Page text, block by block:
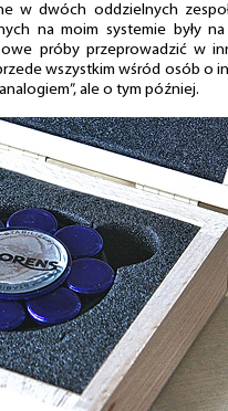
w dwóch oddzielnych
na moim systemie były
owe próby przeprowadzić w
wszystkim wśród osób o
ale o tym później.